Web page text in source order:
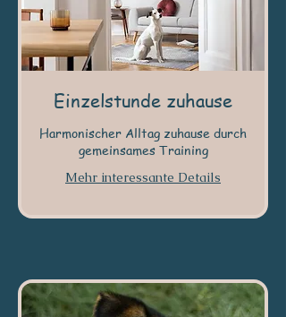
Einzelstunde zuhause
Harmonischer Alltag zuhause durch
gemeinsames Training
Mehr interessante Details